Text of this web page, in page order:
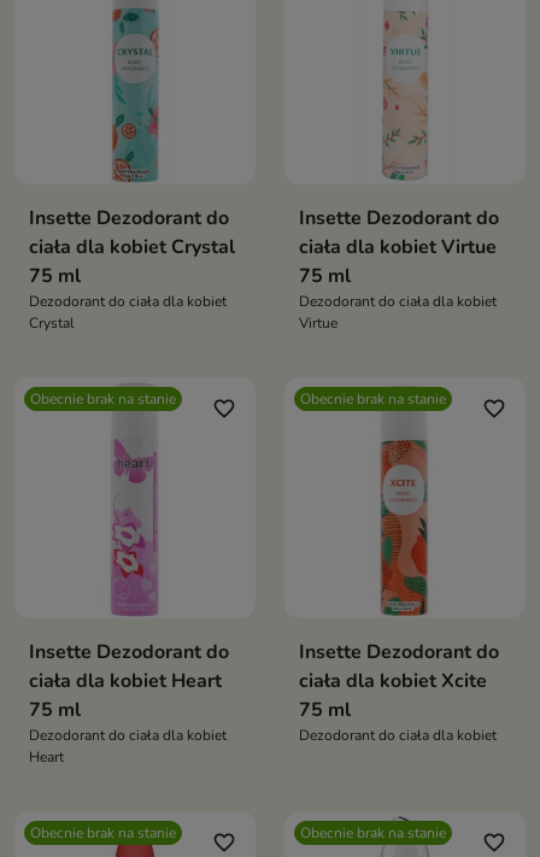
Insette Dezodorant do
ciała dla kobiet Crystal
75 ml
Dezodorant do ciała dla kobiet
Crystal
Insette Dezodorant do
ciała dla kobiet Virtue
75 ml
Dezodorant do ciała dla kobiet
Virtue
Obecnie brak na stanie favorite_border
Insette Dezodorant do
ciała dla kobiet Heart
75 ml
Dezodorant do ciała dla kobiet
Heart
Obecnie brak na stanie favorite_border
Insette Dezodorant do
ciała dla kobiet Xcite
75 ml
Dezodorant do ciała dla kobiet
Obecnie brak na stanie favorite_border Obecnie brak na stanie favorite_border